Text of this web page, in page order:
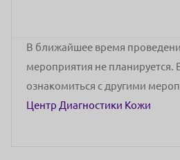
В ближайшее время
мероприятия не планируется.
ознакомиться с другими
Центр Диагностики Кожи